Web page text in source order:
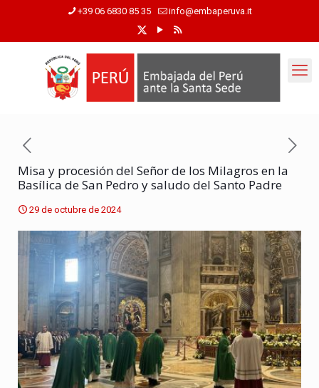
+39 06 6830 85 35 info@embaperuva.it
Misa y procesión del Señor de los Milagros en la
Basílica de San Pedro y saludo del Santo Padre
29 de octubre de 2024